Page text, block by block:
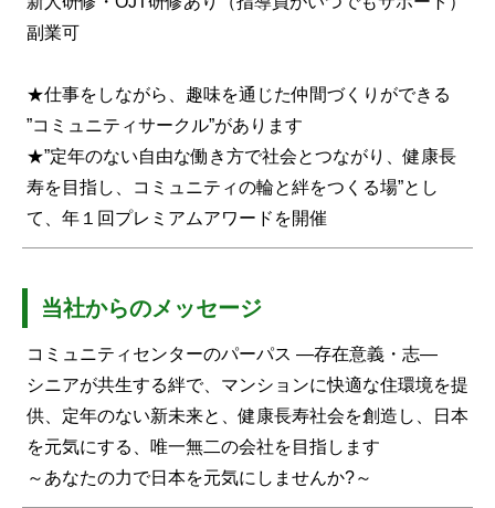
副業可
★仕事をしながら、趣味を通じた仲間づくりができる
”コミュニティサークル”があります
★”定年のない自由な働き方で社会とつながり、健康長
寿を目指し、コミュニティの輪と絆をつくる場”とし
て、年１回プレミアムアワードを開催
当社からのメッセージ
コミュニティセンターのパーパス ―存在意義・志―
シニアが共生する絆で、マンションに快適な住環境を提
供、定年のない新未来と、健康長寿社会を創造し、日本
を元気にする、唯一無二の会社を目指します
～あなたの力で日本を元気にしませんか?～